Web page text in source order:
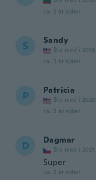
ca. 5 år siden
S Sandy
Ble med i 2016
ca. 5 år siden
P Patricia
Ble med i 2020
ca. 5 år siden
D Dagmar
Ble med i 2021
Super
ca. 5 år siden